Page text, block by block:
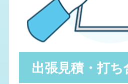
出張見積・打